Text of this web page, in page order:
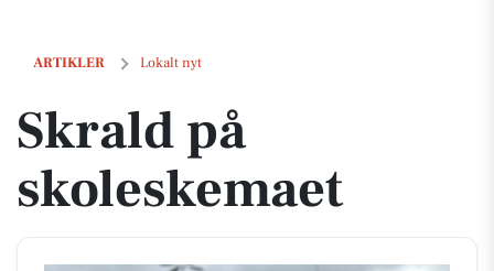
ARTIKLER Lokalt nyt
Skrald på skoleskemaet
Skrald på
skoleskemaet